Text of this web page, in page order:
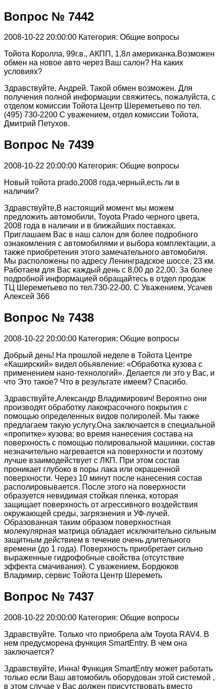
Вопрос № 7442
2008-10-22 20:00:00 Категория: Общие вопросы
Тойота Королла, 99г.в., АКПП, 1,8л американка.Возможен
обмен на новое авто через Ваш салон? На каких
условиях?
Здравствуйте, Андрей. Такой обмен возможен. Для
получения полной информации свяжитесь, пожалуйста, с
отделом комиссии Тойота Центр Шереметьево по тел.
(495) 730-2200 С уважением, отдел комиссии Тойота,
Дмитрий Петухов.
Вопрос № 7439
2008-10-22 20:00:00 Категория: Общие вопросы
Новый тойота prado,2008 года,черный,есть ли в
наличии?
Здравствуйте,В настоящий момент мы можем
предложить автомобили, Toyota Prado черного цвета,
2008 года в наличии и в ближайших поставках.
Приглашаем Вас в наш салон для более подробного
ознакомления с автомобилями и выбора комплектации, а
также приобретения этого замечательного автомобиля.
Мы расположены по адресу Ленинградское шоссе, 23 км.
Работаем для Вас каждый день с 8,00 до 22,00. За более
подробной информацией обращайтесь в отдел продаж
ТЦ Шереметьево по тел.730-22-00. C Уважением, Усачев
Алексей 366
Вопрос № 7438
2008-10-22 20:00:00 Категория: Общие вопросы
Добрый день! На прошлой неделе в Тойота Центре
«Каширский» видел объявление: «Обработка кузова с
применением нано-технологий». Делается ли это у Вас, и
что Это такое? Что в результате имеем? Спасибо.
Здравствуйте,Александр Владимирович! Вероятно они
производят обработку лакокрасочного покрытия с
помощью определенных видов полиролей. Мы также
предлагаем такую услугу.Она заключается в специальной
«пропитке» кузова: во время нанесения состава на
поверхность с помощью полировальной машинки, состав
незначительно нагревается на поверхности и поэтому
лучше взаимодействует с ЛКП. При этом состав
проникает глубоко в поры лака или окрашенной
поверхности. Через 10 минут после нанесения состав
располировывается. После этого на поверхности
образуется невидимая стойкая пленка, которая
защищает поверхность от агрессивного воздействия
окружающей среды, загрязнения и УФ-лучей.
Образованная таким образом поверхностная
молекулярная матрица обладает исключительно сильным
защитным действием в течение очень длительного
времени (до 1 года). Поверхность приобретает сильно
выраженные гидрофобные свойства (отсутствие
эффекта смачивания). С уважением, Бордюков
Владимир, сервис Тойота Центр Шереметь
Вопрос № 7437
2008-10-22 20:00:00 Категория: Общие вопросы
Здравствуйте. Только что приобрела а/м Toyota RAV4. В
нем предусморена функция SmartEntry. В чем она
заключается?
Здравствуйте, Инна! Функция SmartEntry может работать
только если Ваш автомобиль оборудован этой системой ,
в этом случае у Вас должен присутствовать вместо